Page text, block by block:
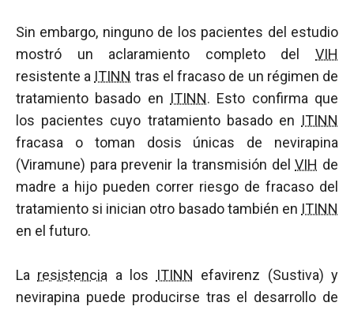
Sin embargo, ninguno de los pacientes del estudio
mostró un aclaramiento completo del VIH
resistente a ITINN tras el fracaso de un régimen de
tratamiento basado en ITINN. Esto confirma que
los pacientes cuyo tratamiento basado en ITINN
fracasa o toman dosis únicas de nevirapina
(Viramune) para prevenir la transmisión delVIH de
madre a hijo pueden correr riesgo de fracaso del
tratamiento si inician otro basado también en ITINN
en el futuro.
La resistencia a los ITINN efavirenz (Sustiva) y
nevirapina puede producirse tras el desarrollo de